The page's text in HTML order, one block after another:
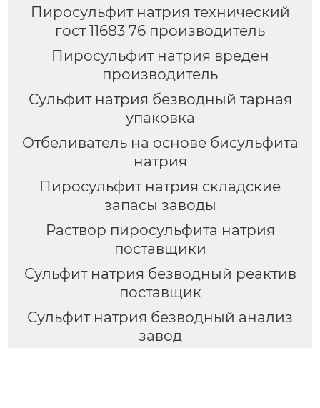
Пиросульфит натрия технический
гост 11683 76 производитель
Пиросульфит натрия вреден
производитель
Сульфит натрия безводный тарная
упаковка
Отбеливатель на основе бисульфита
натрия
Пиросульфит натрия складские
запасы заводы
Раствор пиросульфита натрия
поставщики
Сульфит натрия безводный реактив
поставщик
Сульфит натрия безводный анализ
завод